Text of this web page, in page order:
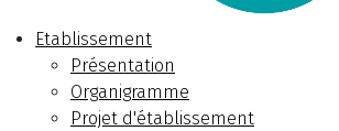
Etablissement
Présentation
Organigramme
Projet d'établissement